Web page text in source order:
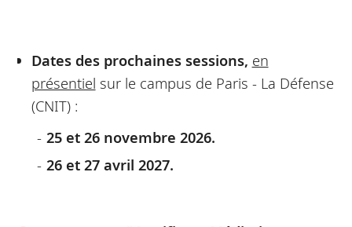
Dates des prochaines sessions, en
présentiel sur le campus de Paris - La Défense
(CNIT) :
25 et 26 novembre 2026.
26 et 27 avril 2027.